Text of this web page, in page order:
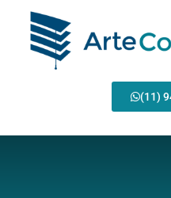
conteúdo
(11)